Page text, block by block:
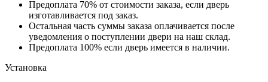
Предоплата 70% от стоимости заказа, если дверь
изготавливается под заказ.
Остальная часть суммы заказа оплачивается после
уведомления о поступлении двери на наш склад.
Предоплата 100% если дверь имеется в наличии.
Установка